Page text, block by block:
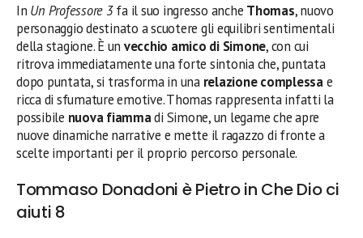
In Un Professore 3fa il suo ingresso anche Thomas, nuovo
personaggio destinato a scuotere gli equilibri sentimentali
della stagione. È un vecchio amico di Simone, con cui
ritrova immediatamente una forte sintonia che, puntata
dopo puntata, si trasforma in una relazione complessae
ricca di sfumature emotive. Thomas rappresenta infatti la
possibile nuova fiammadi Simone, un legame che apre
nuove dinamiche narrative e mette il ragazzo di fronte a
scelte importanti per il proprio percorso personale.
Tommaso Donadoni è Pietro in Che Dio ci
aiuti 8